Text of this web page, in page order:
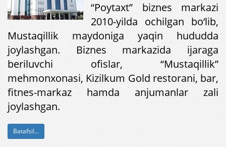
“Poytaxt” biznes markazi
2010-yilda ochilgan bo‘lib,
Mustaqillik maydoniga yaqin hududda
joylashgan. Biznes markazida ijaraga
beriluvchi ofislar, “Mustaqillik”
mehmonxonasi, Kizilkum Gold restorani, bar,
fitnes-markaz hamda anjumanlar zali
joylashgan.
Batafsil...